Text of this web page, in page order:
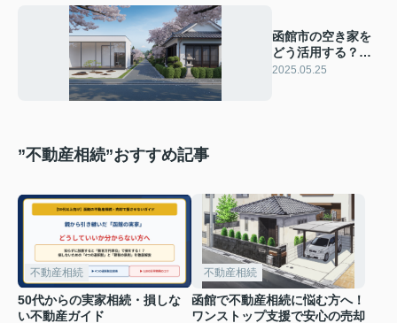
函館市の空き家を
どう活用する？メ
リットと具体的な
2025.05.25
”不動産相続”おすすめ記事
不動産相続
50代からの実家相続・損しな
い不動産ガイド
不動産相続
函館で不動産相続に悩む方へ！
ワンストップ支援で安心の売却